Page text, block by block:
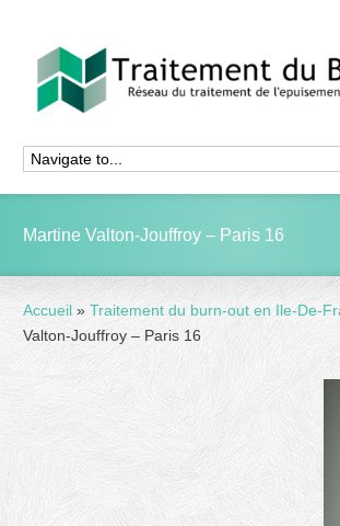
Martine Valton-Jouffroy – Paris 16
Accueil » Traitement du burn-out en Ile-De-
Valton-Jouffroy – Paris 16